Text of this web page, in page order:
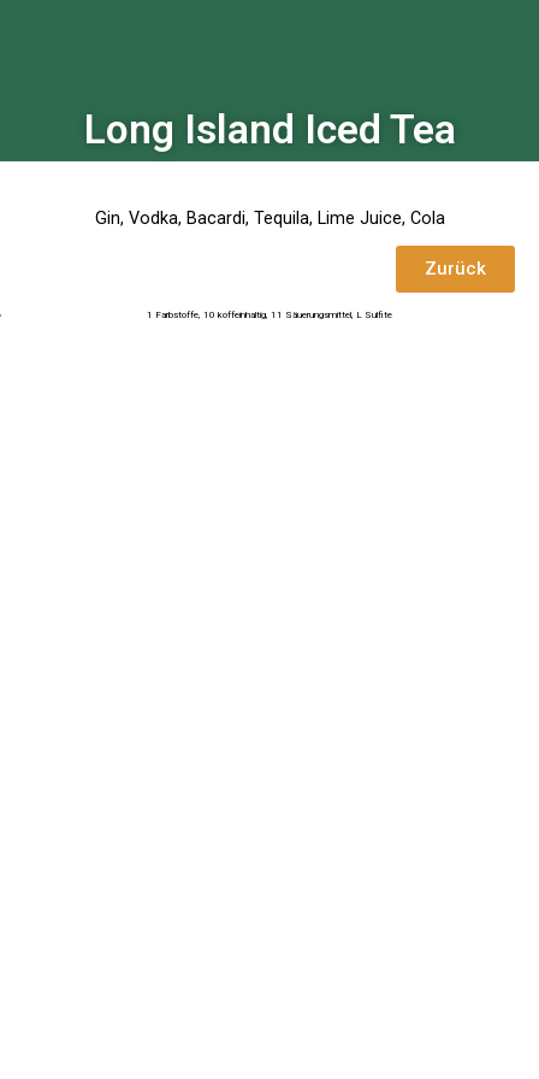
Long Island Iced Tea
Gin, Vodka, Bacardi, Tequila, Lime Juice, Cola
Zurück
1 Farbstoffe, 10 koffeinhaltig, 11 Säuerungsmittel, L Sulfite